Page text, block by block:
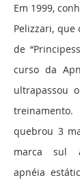
Em 1999,
Pelizzari, que
de
curso da
ultrapassou
quebrou 3
marca sul
apnéia